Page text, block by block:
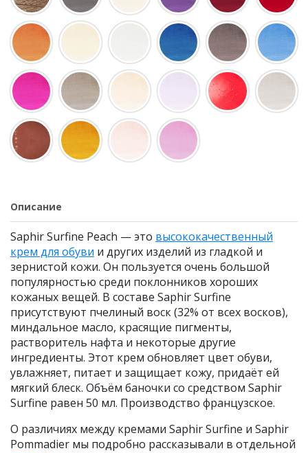
Описание
Saphir Surfine Peach — это высококачественный
крем для обуви и других изделий из гладкой и
зернистой кожи. Он пользуется очень большой
популярностью среди поклонников хороших
кожаных вещей. В составе Saphir Surfine
присутствуют пчелиный воск (32% от всех восков),
миндальное масло, красящие пигменты,
растворитель нафта и некоторые другие
ингредиенты. Этот крем обновляет цвет обуви,
увлажняет, питает и защищает кожу, придаёт ей
мягкий блеск. Объём баночки со средством Saphir
Surfine равен 50 мл. Производство французское.
О различиях между кремами Saphir Surfine и Saphir
Pommadier мы подробно рассказывали в отдельной